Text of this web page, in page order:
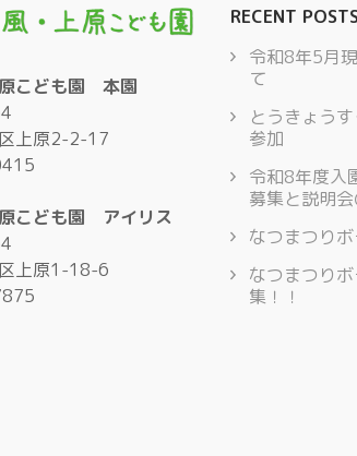
こども園 本園
上原2-2-17
こども園 アイリス
上原1-18-6
RECENT
令和8年5月
て
とうきょう
参加
令和8年度入
募集と説明
なつまつり
なつまつり
集！！